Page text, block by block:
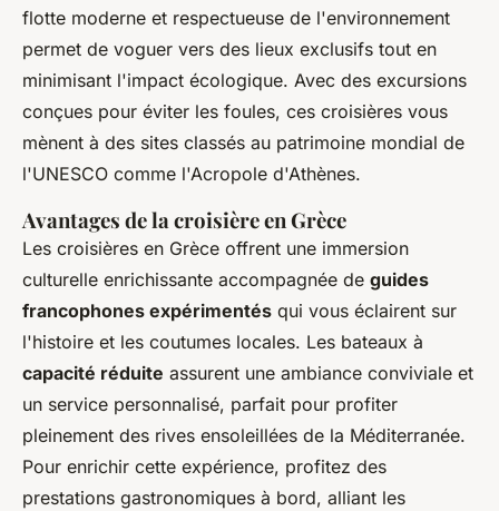
flotte moderne et respectueuse de l'environnement
permet de voguer vers des lieux exclusifs tout en
minimisant l'impact écologique. Avec des excursions
conçues pour éviter les foules, ces croisières vous
mènent à des sites classés au patrimoine mondial de
l'UNESCO comme l'Acropole d'Athènes.
Avantages de la croisière en Grèce
Les croisières en Grèce offrent une immersion
culturelle enrichissante accompagnée de guides
francophones expérimentés qui vous éclairent sur
l'histoire et les coutumes locales. Les bateaux à
capacité réduite assurent une ambiance conviviale et
un service personnalisé, parfait pour profiter
pleinement des rives ensoleillées de la Méditerranée.
Pour enrichir cette expérience, profitez des
prestations gastronomiques à bord, alliant les